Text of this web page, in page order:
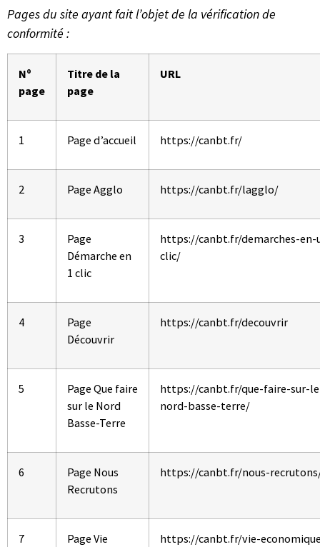
Pages du site ayant fait l’objet de la vérification de
conformité :
Nº
page
Titre de la
page
URL
1 Page d’accueil https://canbt.fr/
2 Page Agglo https://canbt.fr/lagglo/
3
Page
Démarche en
1 clic
https://canbt.fr/demarches-en-
clic/
4
Page
Découvrir
https://canbt.fr/decouvrir
5
Page Que faire
sur le Nord
Basse-Terre
https://canbt.fr/que-faire-sur-
nord-basse-terre/
6
Page Nous
Recrutons
https://canbt.fr/nous-
7
Page Vie
https://canbt.fr/vie-